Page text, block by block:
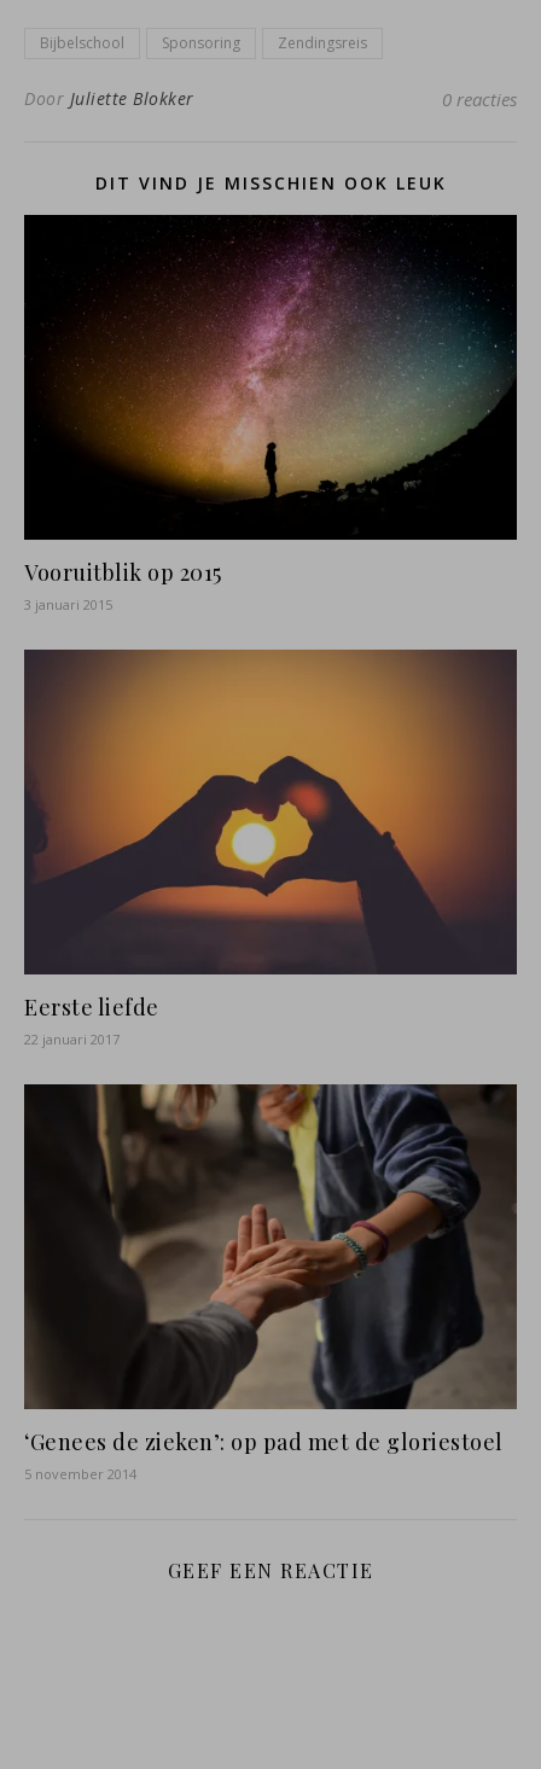
Bijbelschool Sponsoring Zendingsreis
Door Juliette Blokker 0 reacties
DIT VIND JE MISSCHIEN OOK LEUK
Vooruitblik op 2015
3 januari 2015
Eerste liefde
22 januari 2017
‘Genees de zieken’: op pad met de gloriestoel
5 november 2014
GEEF EEN REACTIE